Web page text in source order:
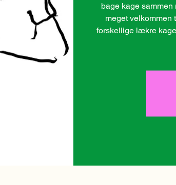
bage kage
meget velkommen
forskellige lækre